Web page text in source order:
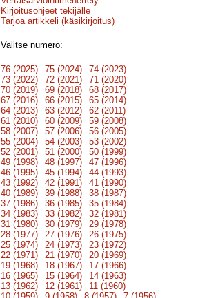
Kirjoitusohjeet tekijälle
Tarjoa artikkeli (käsikirjoitus)
Valitse numero:
76 (2025) 75 (2024)
74 (2023)
73 (2022)
72 (2021)
71 (2020)
70 (2019)
69 (2018)
68 (2017)
67 (2016)
66 (2015)
65 (2014)
64 (2013)
63 (2012)
62 (2011)
61 (2010)
60 (2009)
59 (2008)
58 (2007)
57 (2006)
56 (2005)
55 (2004)
54 (2003)
53 (2002)
52 (2001)
51 (2000)
50 (1999)
49 (1998)
48 (1997)
47 (1996)
46 (1995)
45 (1994)
44 (1993)
43 (1992)
42 (1991)
41 (1990)
40 (1989)
39 (1988)
38 (1987)
37 (1986)
36 (1985)
35 (1984)
34 (1983)
33 (1982)
32 (1981)
31 (1980)
30 (1979)
29 (1978)
28 (1977)
27 (1976)
26 (1975)
25 (1974)
24 (1973)
23 (1972)
22 (1971)
21 (1970)
20 (1969)
19 (1968)
18 (1967)
17 (1966)
16 (1965)
15 (1964)
14 (1963)
13 (1962)
12 (1961)
11 (1960)